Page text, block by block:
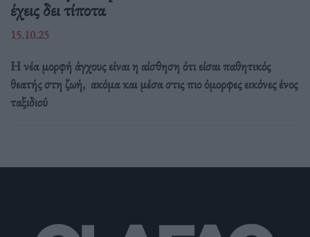
έχεις δει τίποτα
15.10.25
Η νέα μορφή άγχους είναι η αίσθηση ότι είσαι παθητικός
θεατής στη ζωή, ακόμα και μέσα στις πιο όμορφες εικόνες ένος
ταξιδιού